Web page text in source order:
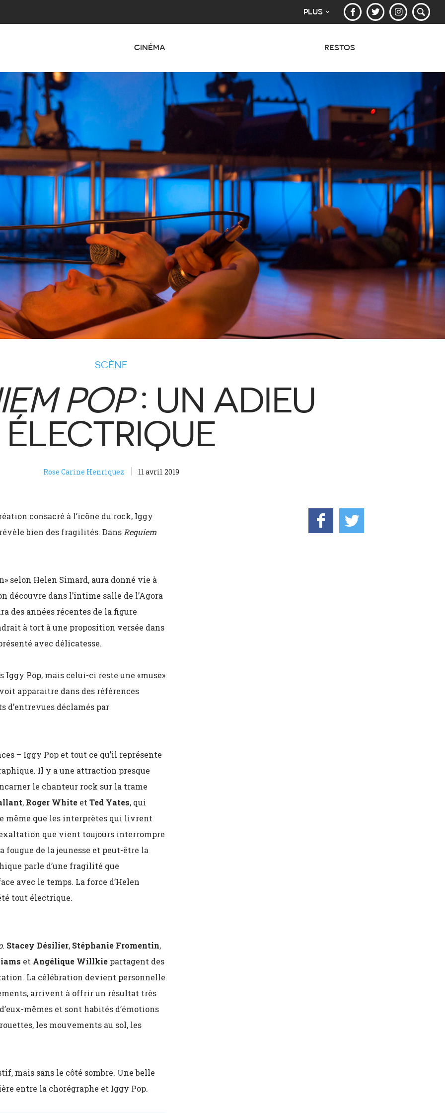
PLUS
CINÉMA RESTOS
SCÈNE
POP: UN ADIEU
ÉLECTRIQUE
Rose Carine Henriquez 11 avril 2019
consacré à l’icône du rock, Iggy
bien des fragilités. Dans Requiem
selon Helen Simard, aura donné vie à
découvre dans l’intime salle de l’Agora
des années récentes de la figure
à tort à une proposition versée dans
avec délicatesse.
Pop, mais celui-ci reste une «muse»
apparaitre dans des références
d’entrevues déclamés par
– Iggy Pop et tout ce qu’il représente
Il y a une attraction presque
le chanteur rock sur la trame
, Roger Whiteet Ted Yates, qui
même que les interprètes qui livrent
que vient toujours interrompre
de la jeunesse et peut-être la
parle d’une fragilité que
avec le temps. La force d’Helen
tout électrique.
. Stacey Désilier, Stéphanie Fromentin,
et Angélique Willkiepartagent des
La célébration devient personnelle
arrivent à offrir un résultat très
mêmes et sont habités d’émotions
les mouvements au sol, les
mais sans le côté sombre. Une belle
entre la chorégraphe et Iggy Pop.